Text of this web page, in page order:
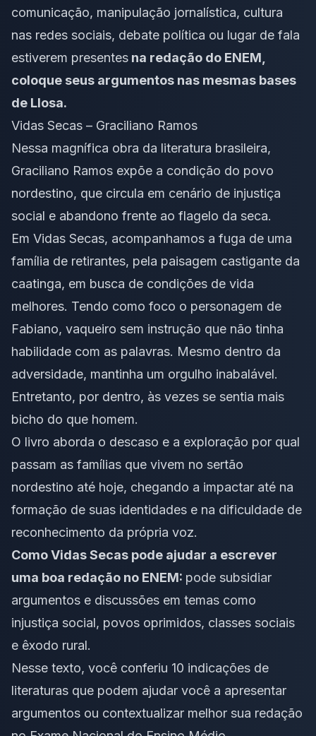
comunicação, manipulação jornalística, cultura
nas redes sociais, debate política ou lugar de fala
estiverem presentes na redação do ENEM,
coloque seus argumentos nas mesmas bases
de Llosa.
Vidas Secas – Graciliano Ramos
Nessa magnífica obra da literatura brasileira,
Graciliano Ramos expõe a condição do povo
nordestino, que circula em cenário de injustiça
social e abandono frente ao flagelo da seca.
Em Vidas Secas, acompanhamos a fuga de uma
família de retirantes, pela paisagem castigante da
caatinga, em busca de condições de vida
melhores. Tendo como foco o personagem de
Fabiano, vaqueiro sem instrução que não tinha
habilidade com as palavras. Mesmo dentro da
adversidade, mantinha um orgulho inabalável.
Entretanto, por dentro, às vezes se sentia mais
bicho do que homem.
O livro aborda o descaso e a exploração por qual
passam as famílias que vivem no sertão
nordestino até hoje, chegando a impactar até na
formação de suas identidades e na dificuldade de
reconhecimento da própria voz.
Como Vidas Secas pode ajudar a escrever
uma boa redação no ENEM: pode subsidiar
argumentos e discussões em temas como
injustiça social, povos oprimidos, classes sociais
e êxodo rural.
Nesse texto, você conferiu 10 indicações de
literaturas que podem ajudar você a apresentar
argumentos ou contextualizar melhor sua redação